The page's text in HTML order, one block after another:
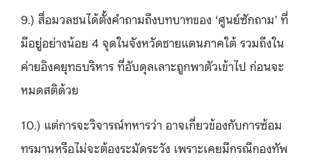
9.) สื่อมวลชนได้ตั้งคำถามถึงบทบาทของ ‘ศูนย์ซักถาม’ ที่
มีอยู่อย่างน้อย 4 จุดในจังหวัดชายแดนภาคใต้ รวมถึงใน
ค่ายอิงคยุทธบริหาร ที่อับดุลเลาะถูกพาตัวเข้าไป ก่อนจะ
หมดสติด้วย
10.) แต่การจะวิจารณ์ทหารว่า อาจเกี่ยวข้องกับการซ้อม
ทรมานหรือไม่จะต้องระมัดระวัง เพราะเคยมีกรณีกองทัพ